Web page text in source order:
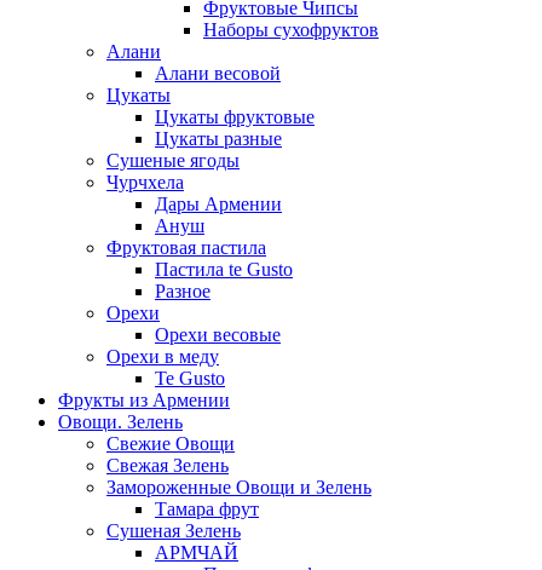
Фруктовые Чипсы
Наборы сухофруктов
Алани
Алани весовой
Цукаты
Цукаты фруктовые
Цукаты разные
Сушеные ягоды
Чурчхела
Дары Армении
Ануш
Фруктовая пастила
Пастила te Gusto
Разное
Орехи
Орехи весовые
Орехи в меду
Te Gusto
Фрукты из Армении
Овощи. Зелень
Свежие Овощи
Свежая Зелень
Замороженные Овощи и Зелень
Тамара фрут
Сушеная Зелень
АРМЧАЙ